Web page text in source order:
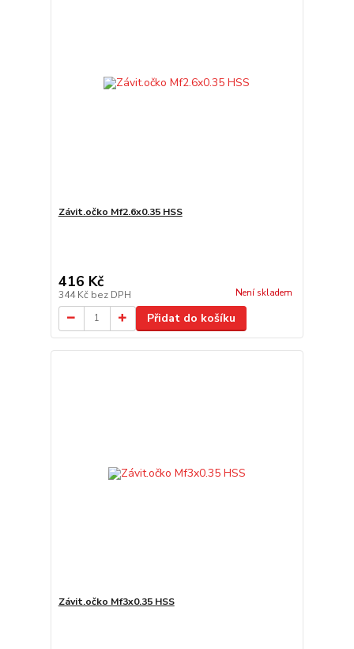
Závit.očko Mf2.6x0.35 HSS
416 Kč
344 Kč bez DPH Není skladem
Přidat do košíku
Závit.očko Mf3x0.35 HSS